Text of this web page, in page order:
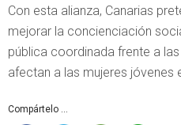
Con esta alianza, Canarias
mejorar la concienciación
pública coordinada frente a
afectan a las mujeres jóvenes
Compártelo ...